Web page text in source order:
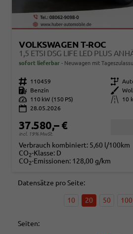
VOLKSWAGEN T-ROC
sofort lieferbar Neuwagen mit
Fahrzeugnr. 110459 Getriebe
Kraftstoff
Benzin Außenfarbe
Leistung
110 kW (150 PS) Kilometerstand
10
28.05.2026
37.580,– €
incl. 19% MwSt.
Verbrauch kombiniert: 5,60 l/100km
CO2-Klasse: D
CO2-Emissionen: 128,00 g/km
Datensätze pro Seite:
10 20 50 100
Seiten: